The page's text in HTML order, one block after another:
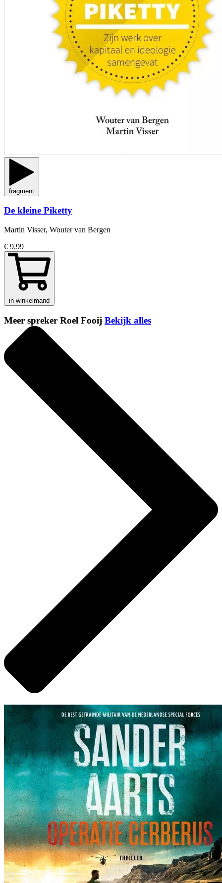
fragment
De kleine Piketty
Martin Visser, Wouter van Bergen
€ 9,99
in winkelmand
Meer spreker Roel Fooij Bekijk alles